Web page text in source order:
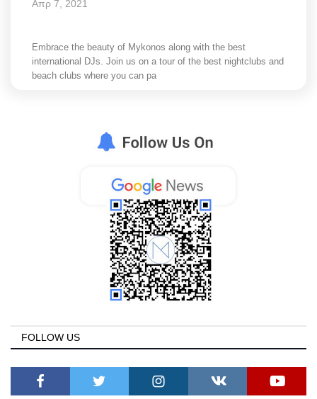
Mykonos
Σεβασμιώτατος Δωρόθεος Β’
Cost Of Living Crisis
Απρ 7, 2021
Embrace the beauty of Mykonos along with the best
international DJs. Join us on a tour of the best nightclubs and
beach clubs where you can pa
FOLLOW US